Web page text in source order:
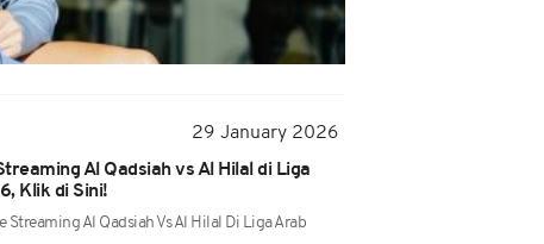
29 January 2026
Al Qadsiah vs Al Hilal di Liga
Klik di Sini!
Streaming Al Qadsiah Vs Al Hilal Di Liga Arab